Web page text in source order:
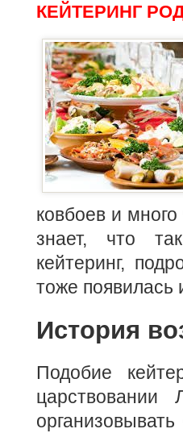
КЕЙТЕРИНГ
ковбоев и
знает, что
кейтеринг,
тоже появилась
История
Подобие